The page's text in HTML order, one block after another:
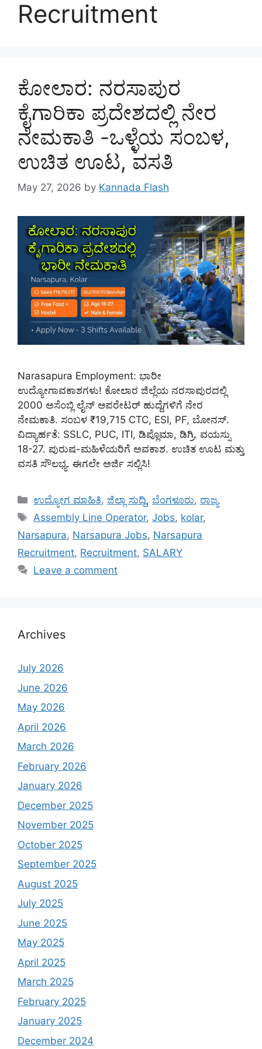
Recruitment
ಕೋಲಾರ: ನರಸಾಪುರ
ಕೈಗಾರಿಕಾ ಪ್ರದೇಶದಲ್ಲಿ ನೇರ
ನೇಮಕಾತಿ -ಒಳ್ಳೆಯ ಸಂಬಳ,
ಉಚಿತ ಊಟ, ವಸತಿ
May 27, 2026 by Kannada Flash
Narasapura Employment: ಭಾರೀ
ಉದ್ಯೋಗಾವಕಾಶಗಳು! ಕೋಲಾರ ಜಿಲ್ಲೆಯ ನರಸಾಪುರದಲ್ಲಿ
2000 ಅಸೆಂಬ್ಲಿ ಲೈನ್ ಆಪರೇಟರ್ ಹುದ್ದೆಗಳಿಗೆ ನೇರ
ನೇಮಕಾತಿ. ಸಂಬಳ ₹19,715 CTC, ESI, PF, ಬೋನಸ್.
ವಿದ್ಯಾರ್ಹತೆ: SSLC, PUC, ITI, ಡಿಪ್ಲೊಮಾ, ಡಿಗ್ರಿ. ವಯಸ್ಸು
18-27. ಪುರುಷ-ಮಹಿಳೆಯರಿಗೆ ಅವಕಾಶ. ಉಚಿತ ಊಟ ಮತ್ತು
ವಸತಿ ಸೌಲಭ್ಯ. ಈಗಲೇ ಅರ್ಜಿ ಸಲ್ಲಿಸಿ!
Categories
ಉದ್ಯೋಗ ಮಾಹಿತಿ,ಜಿಲ್ಲಾ ಸುದ್ದಿ,ಬೆಂಗಳೂರು, ರಾಜ್ಯ
Tags
Assembly Line Operator,Jobs, kolar,
Narsapura, Narsapura Jobs, Narsapura
Recruitment, Recruitment, SALARY
Leave a comment
Archives
July 2026
June 2026
May 2026
April 2026
March 2026
February 2026
January 2026
December 2025
November 2025
October 2025
September 2025
August 2025
July 2025
June 2025
May 2025
April 2025
March 2025
February 2025
January 2025
December 2024